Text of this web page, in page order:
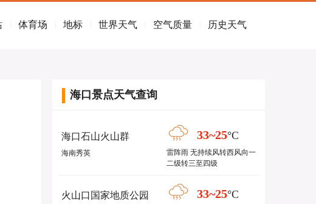
体育场 地标 世界天气 空气质量 历史天气
海口景点天气查询
海口石山火山群
海南秀英
33~25°C
雷阵雨 无持续风转西风向一
二级转三至四级
火山口国家地质公园 33~25°C